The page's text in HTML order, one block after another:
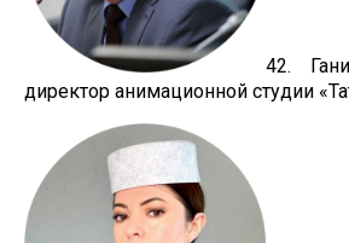
42.
директор анимационной студии